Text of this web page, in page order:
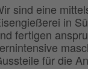
sind eine
in
fertigen
für die